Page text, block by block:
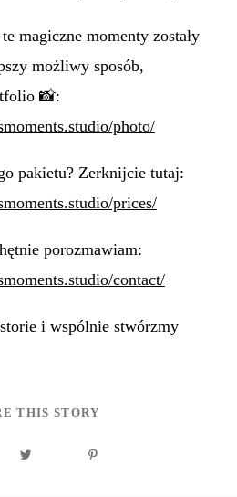
magiczne momenty zostały
możliwy sposób,
📸:
photo/
pakietu? Zerknijcie tutaj:
prices/
porozmawiam:
contact/
i wspólnie stwórzmy
THIS STORY